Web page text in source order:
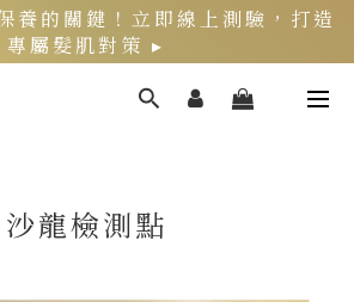
方綁定會員，再領$200折價券
養護丨夏季限定組好評熱銷中 ▸
沙龍檢測點